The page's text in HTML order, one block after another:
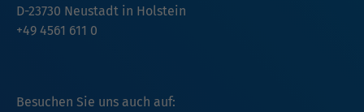
Besuchen Sie uns auch auf:
D-23730 Neustadt in Holstein
+49 4561 611 0